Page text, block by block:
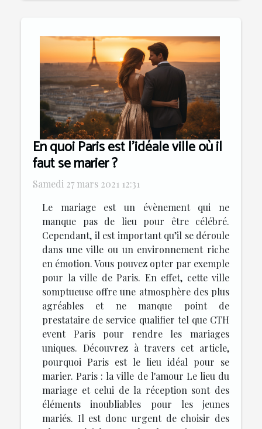
En quoi Paris est l’idéale ville où il
faut se marier ?
Samedi 27 mars 2021 12:31
Le mariage est un évènement qui ne
manque pas de lieu pour être célébré.
Cependant, il est important qu’il se déroule
dans une ville ou un environnement riche
en émotion. Vous pouvez opter par exemple
pour la ville de Paris. En effet, cette ville
somptueuse offre une atmosphère des plus
agréables et ne manque point de
prestataire de service qualifier tel que CTH
event Paris pour rendre les mariages
uniques. Découvrez à travers cet article,
pourquoi Paris est le lieu idéal pour se
marier. Paris : la ville de l'amour Le lieu du
mariage et celui de la réception sont des
éléments inoubliables pour les jeunes
mariés. Il est donc urgent de choisir des